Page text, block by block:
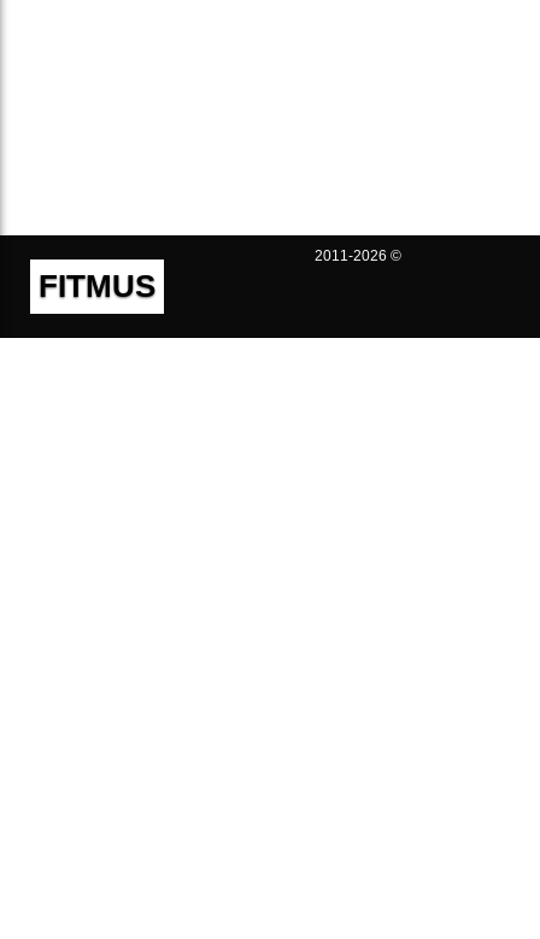
FITMUS
2011-2026 ©